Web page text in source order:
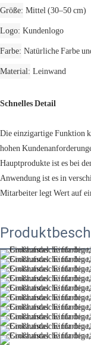
Größe Mittel (30–50 cm)
Logo Kundenlogo
Farbe Natürliche Farbe
Material Leinwand
Schnelles Detail
Die einzigartige Funktion
hohen
Hauptprodukte ist es bei
Anwendung ist es in
Mitarbeiter legt Wert auf